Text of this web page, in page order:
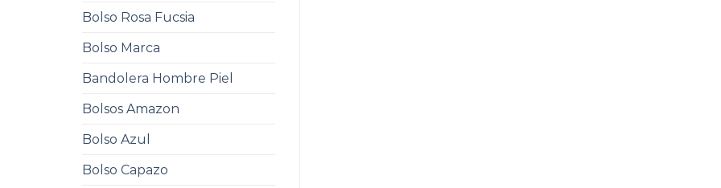
Bolso Rosa Fucsia
Bolso Marca
Bandolera Hombre Piel
Bolsos Amazon
Bolso Azul
Bolso Capazo